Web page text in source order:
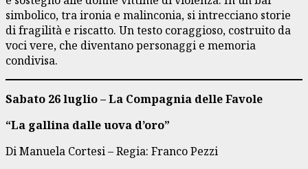
simbolico, tra ironia e malinconia, si intrecciano storie
di fragilità e riscatto. Un testo coraggioso, costruito da
voci vere, che diventano personaggi e memoria
condivisa.
Sabato 26 luglio – La Compagnia delle Favole
“La gallina dalle uova d’oro”
Di Manuela Cortesi – Regia: Franco Pezzi